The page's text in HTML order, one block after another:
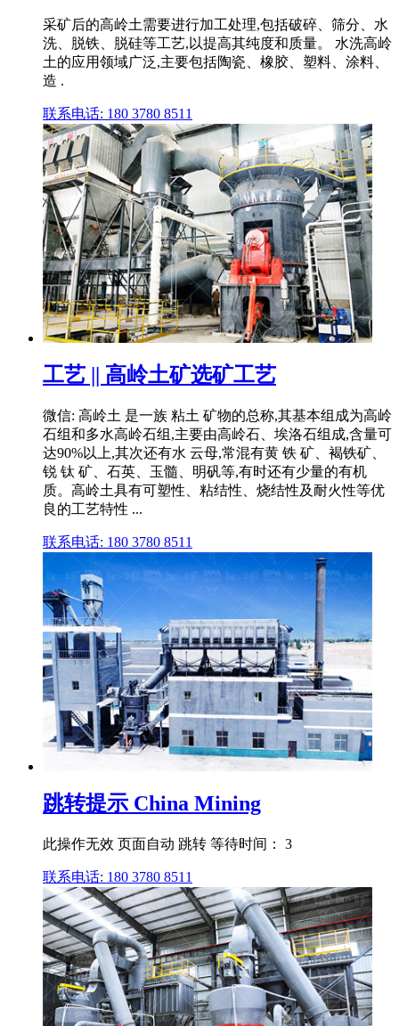
采矿后的高岭土需要进行加工处理,包括破碎、筛分、水
洗、脱铁、脱硅等工艺,以提高其纯度和质量。 水洗高岭
土的应用领域广泛,主要包括陶瓷、橡胶、塑料、涂料、
造 .
联系电话: 180 3780 8511
工艺 || 高岭土矿选矿工艺
微信: 高岭土 是一族 粘土 矿物的总称,其基本组成为高岭
石组和多水高岭石组,主要由高岭石、埃洛石组成,含量可
达90%以上,其次还有水 云母,常混有黄 铁 矿、褐铁矿、
锐 钛 矿、石英、玉髓、明矾等,有时还有少量的有机
质。高岭土具有可塑性、粘结性、烧结性及耐火性等优
良的工艺特性 ...
联系电话: 180 3780 8511
跳转提示 China Mining
此操作无效 页面自动 跳转 等待时间： 3
联系电话: 180 3780 8511